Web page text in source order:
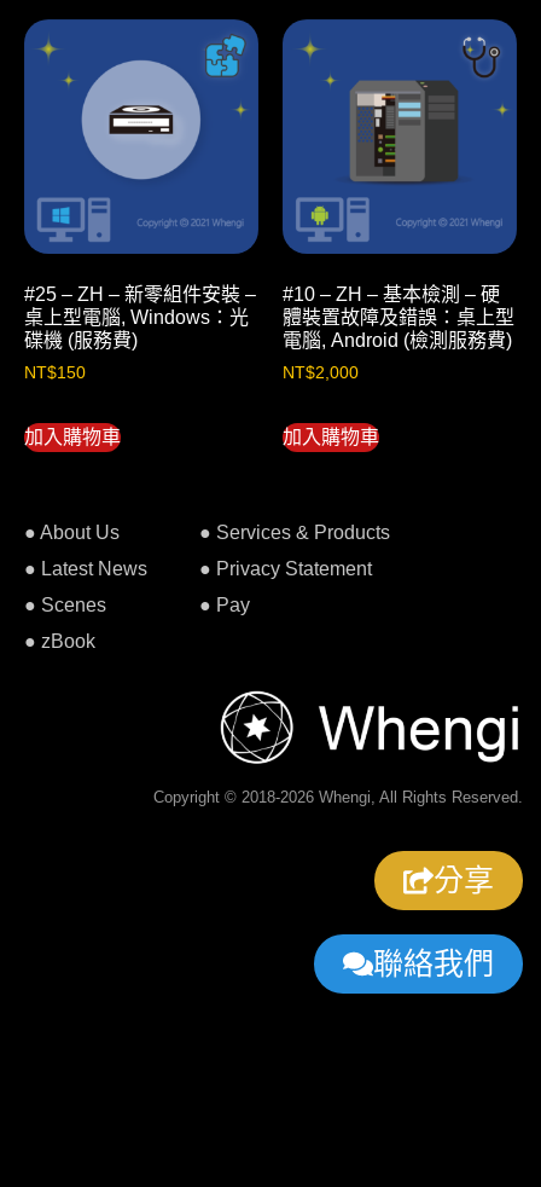
#25 – ZH – 新零組件安裝 –
桌上型電腦, Windows：光
碟機 (服務費)
NT$150
加入購物車
#10 – ZH – 基本檢測 – 硬
體裝置故障及錯誤：桌上型
電腦, Android (檢測服務費)
NT$2,000
加入購物車
● About Us
● Latest News
● Scenes
● zBook
● Services & Products
● Privacy Statement
● Pay
Copyright © 2018-2026 Whengi, All Rights Reserved.
分享
聯絡我們